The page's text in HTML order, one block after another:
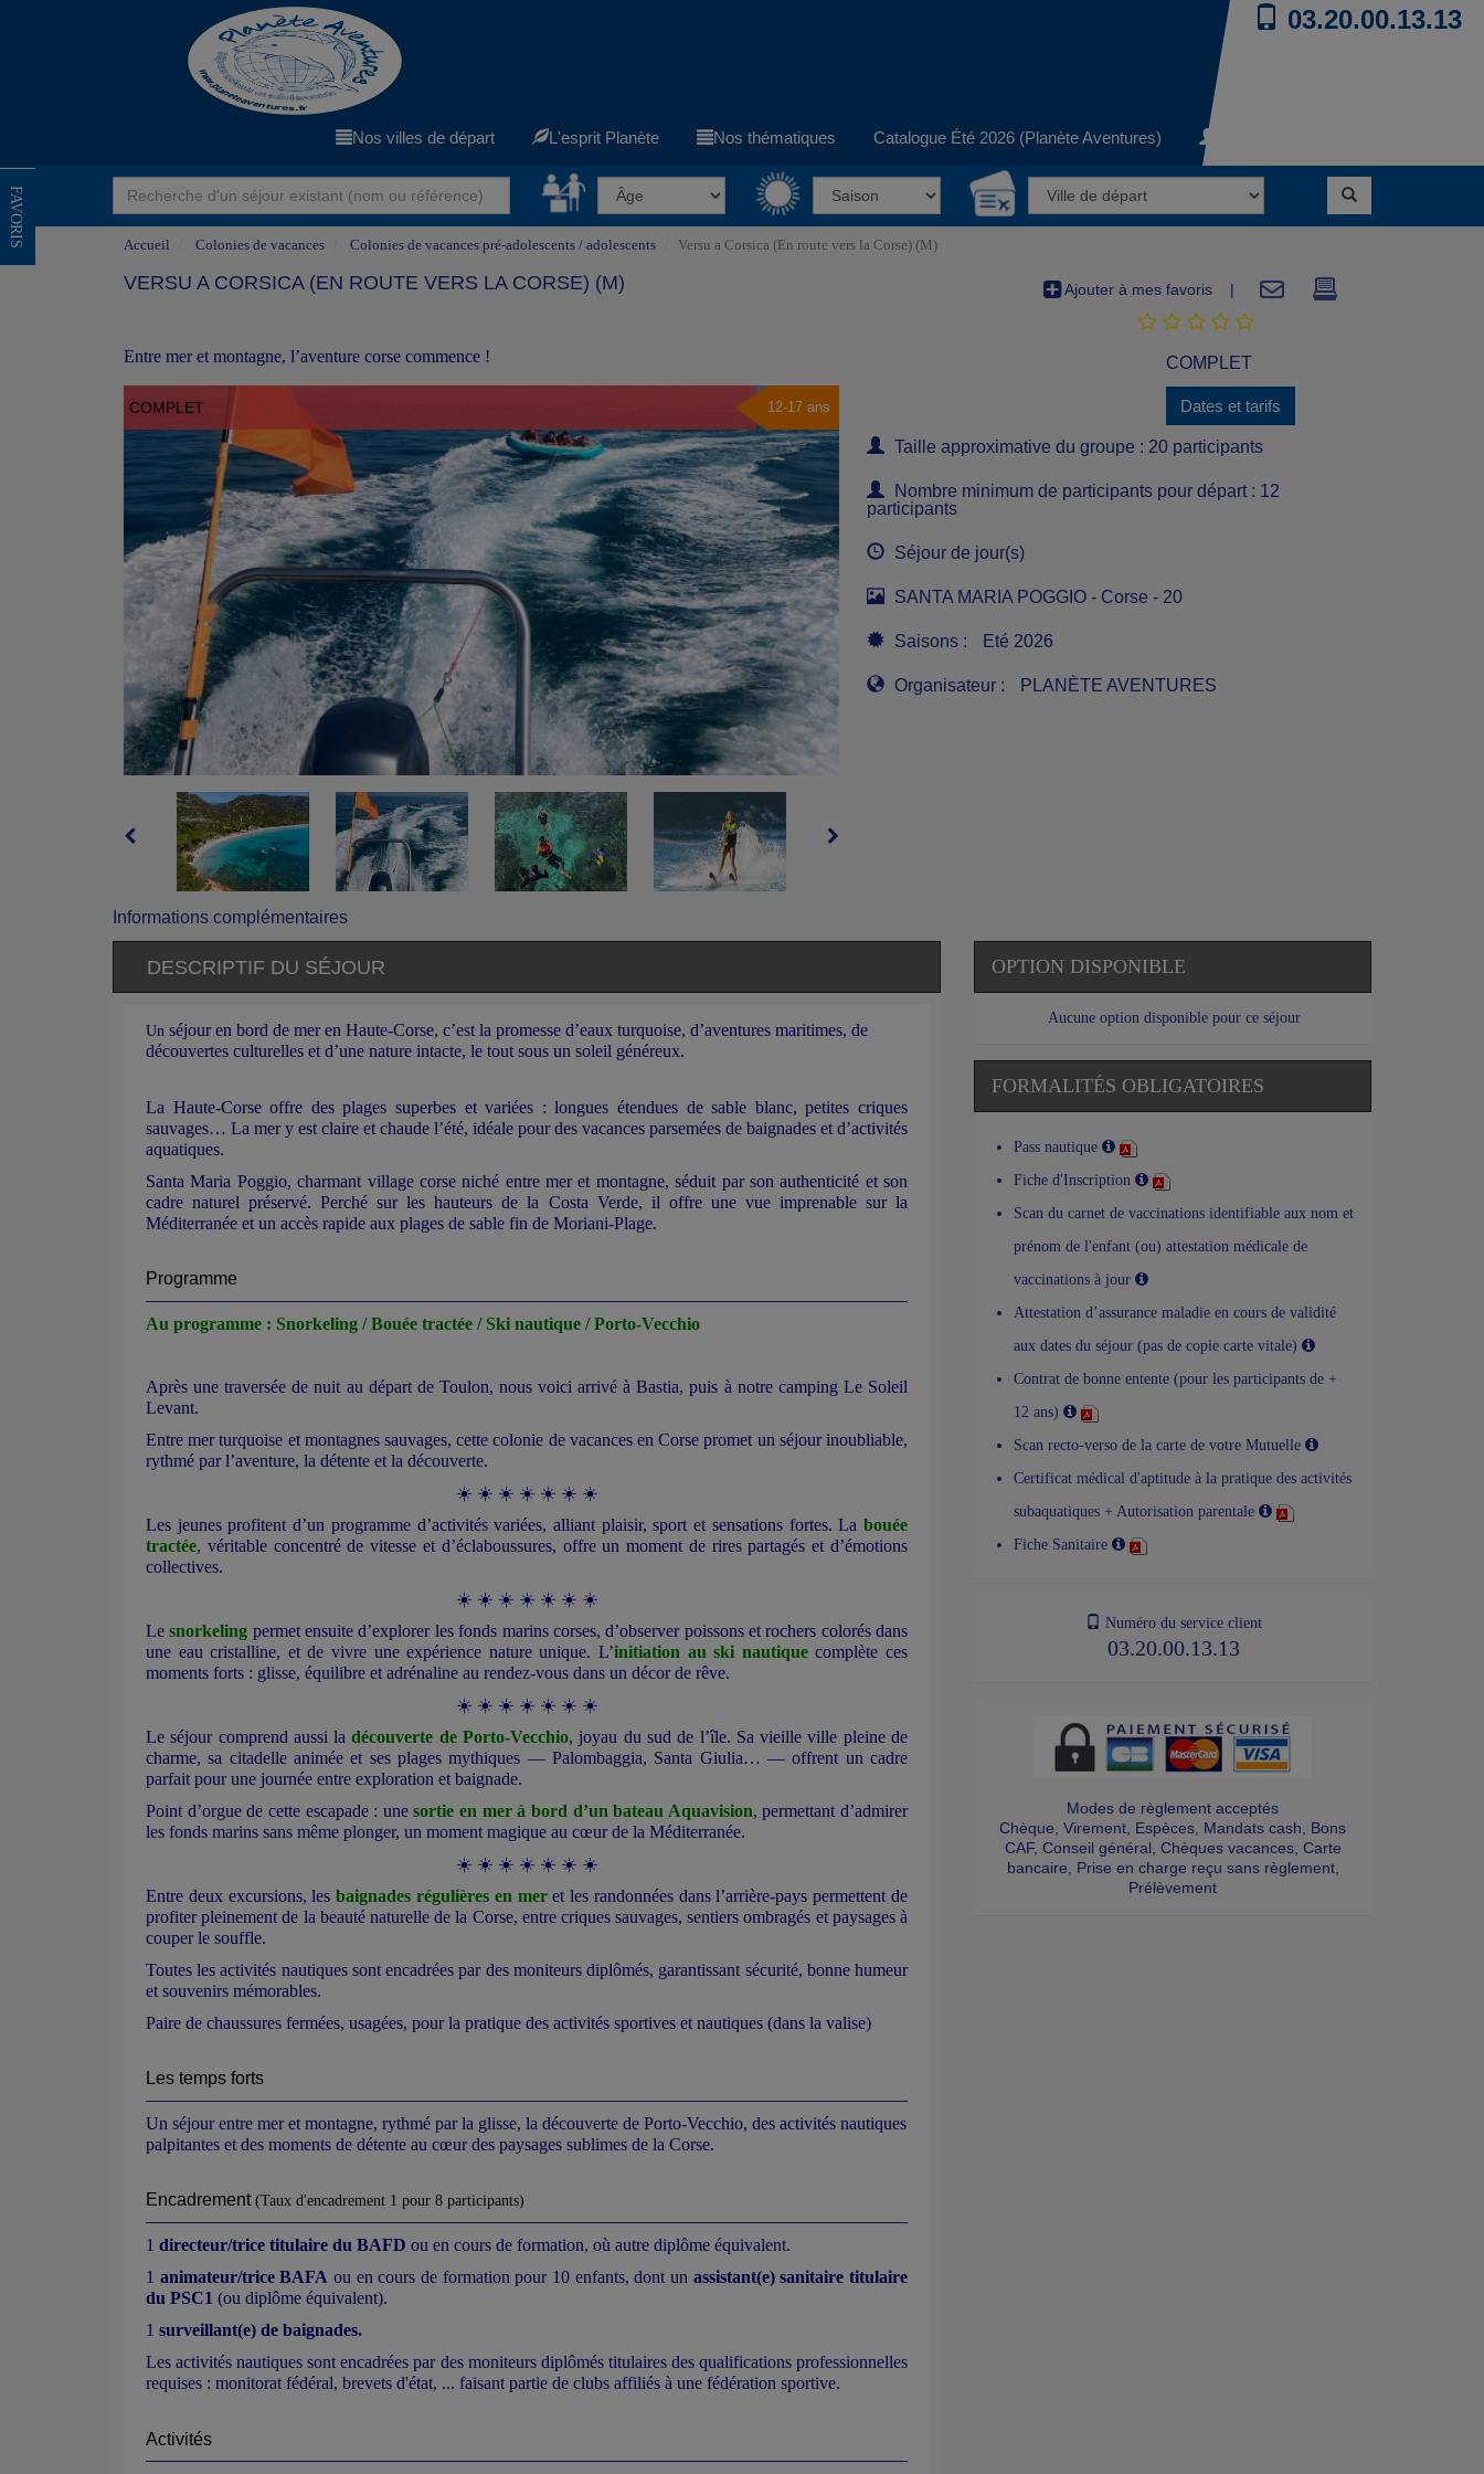
03.20.00.13.13
Nos villes de départ L'esprit Planète Nos thématiques Catalogue Été 2026 (Planète Aventures)
FAVORIS Accueil Colonies de vacances Colonies de vacances pré-adolescents / adolescents Versu a Corsica (En route vers la Corse) (M)
VERSU A CORSICA (EN ROUTE VERS LA CORSE) (M) Ajouter à mes favoris |
Entre mer et montagne, l’aventure corse commence !
COMPLET 12-17 ans
COMPLET
Dates et tarifs
Taille approximative du groupe : 20 participants
Nombre minimum de participants pour départ : 12
participants
Séjour de jour(s)
SANTA MARIA POGGIO - Corse - 20
Saisons : Eté 2026
Organisateur : PLANÈTE AVENTURES
Informations complémentaires
DESCRIPTIF DU SÉJOUR
Un séjour en bord de mer en Haute-Corse, c’est la promesse d’eaux turquoise, d’aventures maritimes, de
découvertes culturelles et d’une nature intacte, le tout sous un soleil généreux.
La Haute-Corse offre des plages superbes et variées : longues étendues de sable blanc, petites criques
sauvages… La mer y est claire et chaude l’été, idéale pour des vacances parsemées de baignades et d’activités
aquatiques.
Santa Maria Poggio, charmant village corse niché entre mer et montagne, séduit par son authenticité et son
cadre naturel préservé. Perché sur les hauteurs de la Costa Verde, il offre une vue imprenable sur la
Méditerranée et un accès rapide aux plages de sable fin de Moriani-Plage.
Programme
Au programme : Snorkeling / Bouée tractée / Ski nautique / Porto-Vecchio
Après une traversée de nuit au départ de Toulon, nous voici arrivé à Bastia, puis à notre camping Le Soleil
Levant.
Entre mer turquoise et montagnes sauvages, cette colonie de vacances en Corse promet un séjour inoubliable,
rythmé par l’aventure, la détente et la découverte.
☀️ ☀️ ☀️ ☀️ ☀️ ☀️ ☀️
Les jeunes profitent d’un programme d’activités variées, alliant plaisir, sport et sensations fortes. La bouée
tractée, véritable concentré de vitesse et d’éclaboussures, offre un moment de rires partagés et d’émotions
collectives.
☀️ ☀️ ☀️ ☀️ ☀️ ☀️ ☀️
Lesnorkeling permet ensuite d’explorer les fonds marins corses, d’observer poissons et rochers colorés dans
une eau cristalline, et de vivre une expérience nature unique. L’initiation au ski nautiquecomplète ces
moments forts : glisse, équilibre et adrénaline au rendez-vous dans un décor de rêve.
☀️ ☀️ ☀️ ☀️ ☀️ ☀️ ☀️
Le séjour comprend aussi ladécouverte de Porto-Vecchio, joyau du sud de l’île. Sa vieille ville pleine de
charme, sa citadelle animée et ses plages mythiques — Palombaggia, Santa Giulia… — offrent un cadre
parfait pour une journée entre exploration et baignade.
Point d’orgue de cette escapade : unesortie en mer à bord d’un bateau Aquavision, permettant d’admirer
les fonds marins sans même plonger, un moment magique au cœur de la Méditerranée.
☀️ ☀️ ☀️ ☀️ ☀️ ☀️ ☀️
Entre deux excursions, lesbaignades régulières en meret les randonnées dans l’arrière-pays permettent de
profiter pleinement de la beauté naturelle de la Corse, entre criques sauvages, sentiers ombragés et paysages à
couper le souffle.
Toutes les activités nautiques sont encadrées par des moniteurs diplômés, garantissant sécurité, bonne humeur
et souvenirs mémorables.
Paire de chaussures fermées, usagées, pour la pratique des activités sportives et nautiques (dans la valise)
Les temps forts
Un séjour entre mer et montagne, rythmé par la glisse, la découverte de Porto-Vecchio, des activités nautiques
palpitantes et des moments de détente au cœur des paysages sublimes de la Corse.
Encadrement (Taux d'encadrement 1 pour 8 participants)
1 directeur/trice titulaire du BAFD ou en cours de formation, où autre diplôme équivalent.
1 animateur/trice BAFA ou en cours de formation pour 10 enfants, dont un assistant(e) sanitaire titulaire
du PSC1 (ou diplôme équivalent).
1 surveillant(e) de baignades.
Les activités nautiques sont encadrées par des moniteurs diplômés titulaires des qualifications professionnelles
requises : monitorat fédéral, brevets d'état, ... faisant partie de clubs affiliés à une fédération sportive.
Activités
OPTION DISPONIBLE
Aucune option disponible pour ce séjour
FORMALITÉS OBLIGATOIRES
Pass nautique
Fiche d'Inscription
Scan du carnet de vaccinations identifiable aux nom et
prénom de l'enfant (ou) attestation médicale de
vaccinations à jour
Attestation d’assurance maladie en cours de validité
aux dates du séjour (pas de copie carte vitale)
Contrat de bonne entente (pour les participants de +
12 ans)
Scan recto-verso de la carte de votre Mutuelle
Certificat médical d'aptitude à la pratique des activités
subaquatiques + Autorisation parentale
Fiche Sanitaire
Numéro du service client
03.20.00.13.13
Modes de règlement acceptés
Chèque, Virement, Espèces, Mandats cash, Bons
CAF, Conseil général, Chèques vacances, Carte
bancaire, Prise en charge reçu sans règlement,
Prélèvement